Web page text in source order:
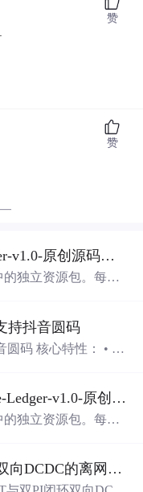
赞
赞
AI-Artifact-Dependency-Tracker-v1.0-原创源码与文档.z
独立资源包。每个
License及原创与授
npm test验证算法，
日志或其他受限素
审计和课程实践。
持抖音圆码
： • 多
邀请返利，运营利器
Video-Media-Asset-Provenance-Ledger-v1.0-原创源码与文档.z
独立资源包。每个
License及原创与授
npm test验证算法，
基于 Boost MPPT与双PI闭环双向DCDC的离网光伏储能系统动力学建模及稳态特性分析（Simulink仿真实现）